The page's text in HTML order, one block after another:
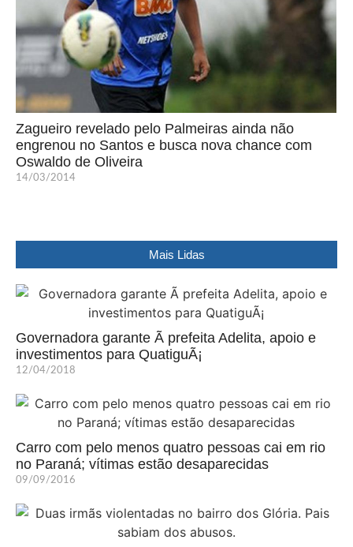
Zagueiro revelado pelo Palmeiras ainda não
engrenou no Santos e busca nova chance com
Oswaldo de Oliveira
14/03/2014
Mais Lidas
Governadora garante Ã prefeita Adelita, apoio e
investimentos para QuatiguÃ¡
12/04/2018
Carro com pelo menos quatro pessoas cai em rio
no Paraná; vítimas estão desaparecidas
09/09/2016